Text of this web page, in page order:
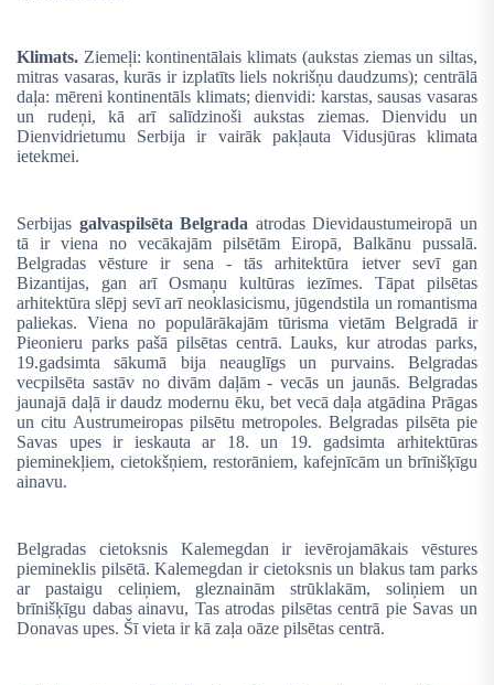
Klimats. Ziemeļi: kontinentālais klimats (aukstas ziemas un siltas,
mitras vasaras, kurās ir izplatīts liels nokrišņu daudzums); centrālā
daļa: mēreni kontinentāls klimats; dienvidi: karstas, sausas vasaras
un rudeņi, kā arī salīdzinoši aukstas ziemas. Dienvidu un
Dienvidrietumu Serbija ir vairāk pakļauta Vidusjūras klimata
ietekmei.
Serbijas galvaspilsēta Belgrada atrodas Dievidaustumeiropā un
tā ir viena no vecākajām pilsētām Eiropā, Balkānu pussalā.
Belgradas vēsture ir sena - tās arhitektūra ietver sevī gan
Bizantijas, gan arī Osmaņu kultūras iezīmes. Tāpat pilsētas
arhitektūra slēpj sevī arī neoklasicismu, jūgendstila un romantisma
paliekas. Viena no populārākajām tūrisma vietām Belgradā ir
Pieonieru parks pašā pilsētas centrā. Lauks, kur atrodas parks,
19.gadsimta sākumā bija neauglīgs un purvains. Belgradas
vecpilsēta sastāv no divām daļām - vecās un jaunās. Belgradas
jaunajā daļā ir daudz modernu ēku, bet vecā daļa atgādina Prāgas
un citu Austrumeiropas pilsētu metropoles. Belgradas pilsēta pie
Savas upes ir ieskauta ar 18. un 19. gadsimta arhitektūras
pieminekļiem, cietokšņiem, restorāniem, kafejnīcām un brīnišķīgu
ainavu.
Belgradas cietoksnis Kalemegdan ir ievērojamākais vēstures
piemineklis pilsētā. Kalemegdan ir cietoksnis un blakus tam parks
ar pastaigu celiņiem, gleznainām strūklakām, soliņiem un
brīnišķīgu dabas ainavu, Tas atrodas pilsētas centrā pie Savas un
Donavas upes. Šī vieta ir kā zaļa oāze pilsētas centrā.